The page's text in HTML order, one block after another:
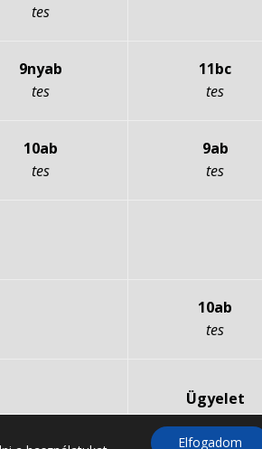
tes
9nyab
tes
11bc
tes
10ab
tes
9ab
tes
10ab
tes
Ügyelet
Elfogadom